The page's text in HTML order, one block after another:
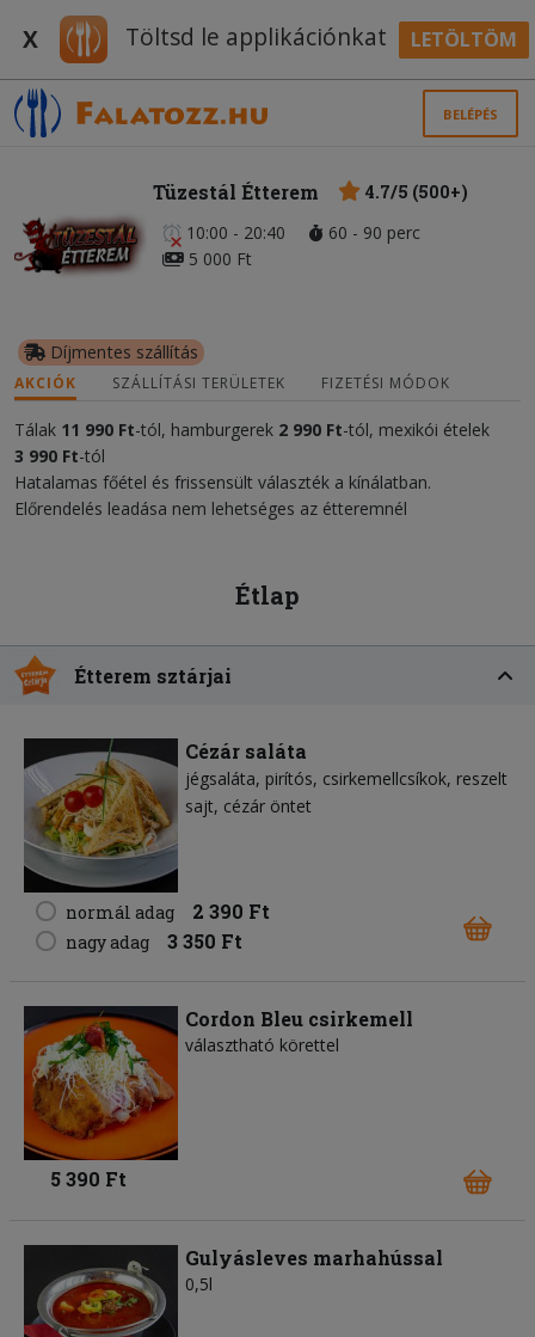
X Töltsd le applikációnkat LETÖLTÖM
BELÉPÉS
Tüzestál Étterem
4.7/5 (500+)
10:00 - 20:40
60 - 90 perc
5 000 Ft
Díjmentes szállítás
AKCIÓK SZÁLLÍTÁSI TERÜLETEK FIZETÉSI MÓDOK
Tálak 11 990 Ft-tól, hamburgerek 2 990 Ft-tól, mexikói ételek
3 990 Ft-tól
Hatalamas főétel és frissensült választék a kínálatban.
Előrendelés leadása nem lehetséges az étteremnél
Étlap
Étterem sztárjai
Cézár saláta
jégsaláta pirítós csirkemellcsíkok reszelt
sajt cézár öntet
normál adag 2 390 Ft
nagy adag 3 350 Ft
Cordon Bleu csirkemell
választható körettel
5 390 Ft
Gulyásleves marhahússal
0,5l